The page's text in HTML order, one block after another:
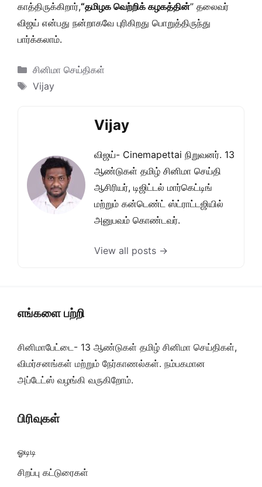
காத்திருக்கிறார்,“தமிழக வெற்றிக் கழகத்தின்” தலைவர்
விஜய் என்பது நன்றாகவே புரிகிறது பொறுத்திருந்து
பார்க்கலாம்.
Categories
சினிமா செய்திகள்
Tags
Vijay
Vijay
விஜய்- Cinemapettai நிறுவனர். 13
ஆண்டுகள் தமிழ் சினிமா செய்தி
ஆசிரியர், டிஜிட்டல் மார்கெட்டிங்
மற்றும் கன்டெண்ட் ஸ்ட்ராட்டஜியில்
அனுபவம் கொண்டவர்.
View all posts →
எங்களை பற்றி
சினிமாபேட்டை- 13 ஆண்டுகள் தமிழ் சினிமா செய்திகள்,
விமர்சனங்கள் மற்றும் நேர்காணல்கள். நம்பகமான
அப்டேட்ஸ் வழங்கி வருகிறோம்.
பிரிவுகள்
ஓடிடி
சிறப்பு கட்டுரைகள்